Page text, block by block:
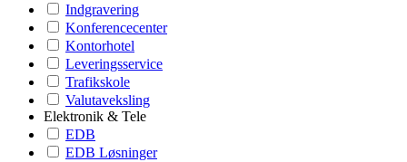
Indgravering
Konferencecenter
Kontorhotel
Leveringsservice
Trafikskole
Valutaveksling
Elektronik & Tele
EDB
EDB Løsninger